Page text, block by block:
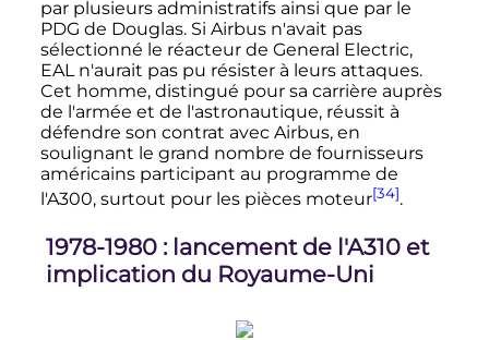
par plusieurs administratifs ainsi que par le
PDG de Douglas. Si Airbus n'avait pas
sélectionné le réacteur de General Electric,
EAL n'aurait pas pu résister à leurs attaques.
Cet homme, distingué pour sa carrière auprès
de l'armée et de l'astronautique, réussit à
défendre son contrat avec Airbus, en
soulignant le grand nombre de fournisseurs
américains participant au programme de
l'A300, surtout pour les pièces moteur[34].
1978-1980 : lancement de l'A310 et
implication du Royaume-Uni